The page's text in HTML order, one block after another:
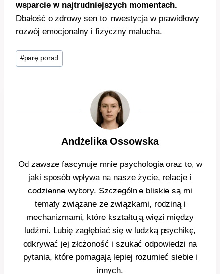
wsparcie w najtrudniejszych momentach.
Dbałość o zdrowy sen to inwestycja w prawidłowy
rozwój emocjonalny i fizyczny malucha.
Tagi
wpisu:
#parę porad
Andżelika Ossowska
Od zawsze fascynuje mnie psychologia oraz to, w
jaki sposób wpływa na nasze życie, relacje i
codzienne wybory. Szczególnie bliskie są mi
tematy związane ze związkami, rodziną i
mechanizmami, które kształtują więzi między
ludźmi. Lubię zagłębiać się w ludzką psychikę,
odkrywać jej złożoność i szukać odpowiedzi na
pytania, które pomagają lepiej rozumieć siebie i
innych.